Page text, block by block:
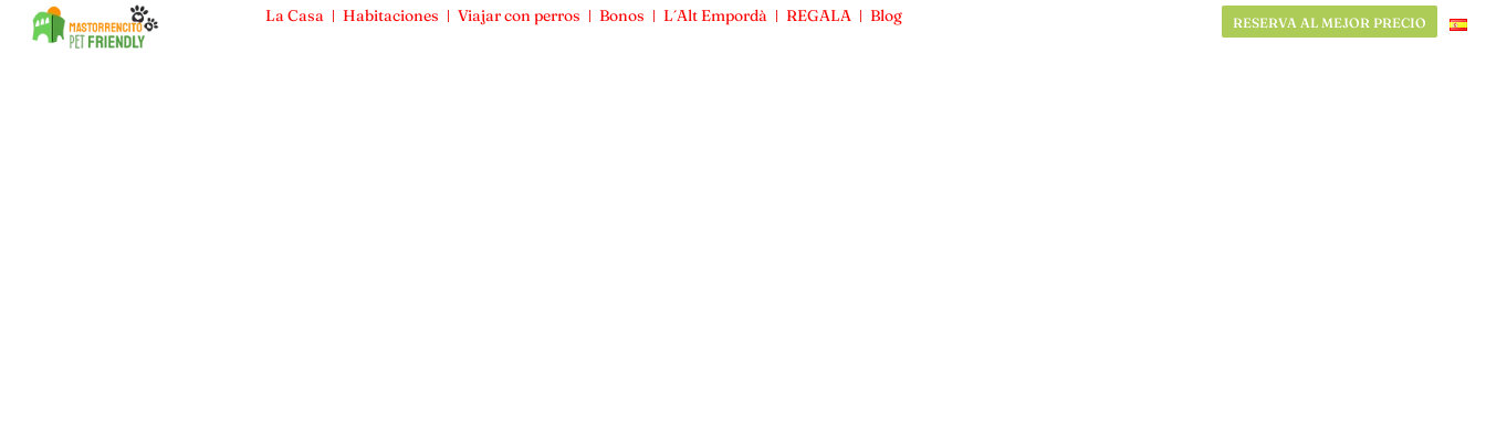
La Casa Habitaciones Viajar con perros Bonos L´Alt Empordà REGALA Blog RESERVA AL MEJOR PRECIO
La Casa Habitaciones Viajar con perros Bonos L´Alt Empordà REGALA Blog RESERVA AL MEJOR PRECIO
Mas Torrencito